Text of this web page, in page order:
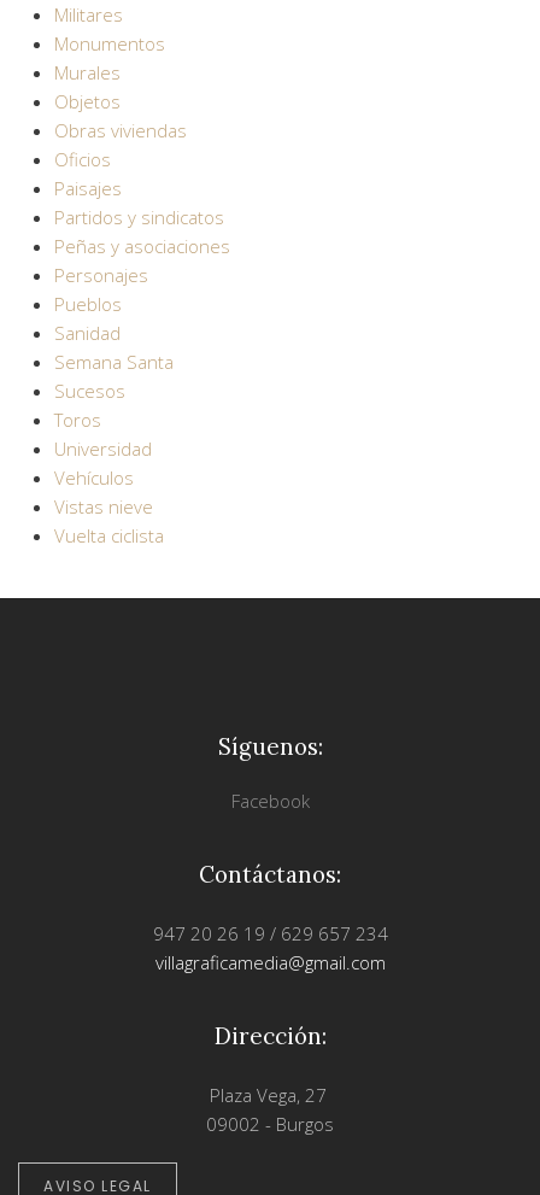
Militares
Monumentos
Murales
Objetos
Obras viviendas
Oficios
Paisajes
Partidos y sindicatos
Peñas y asociaciones
Personajes
Pueblos
Sanidad
Semana Santa
Sucesos
Toros
Universidad
Vehículos
Vistas nieve
Vuelta ciclista
Síguenos:
Facebook
Contáctanos:
947 20 26 19 / 629 657 234
villagraficamedia@gmail.com
Dirección:
Plaza Vega, 27
09002 - Burgos
AVISO LEGAL